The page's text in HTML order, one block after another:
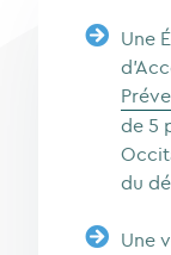
Une
de 5
du
Une